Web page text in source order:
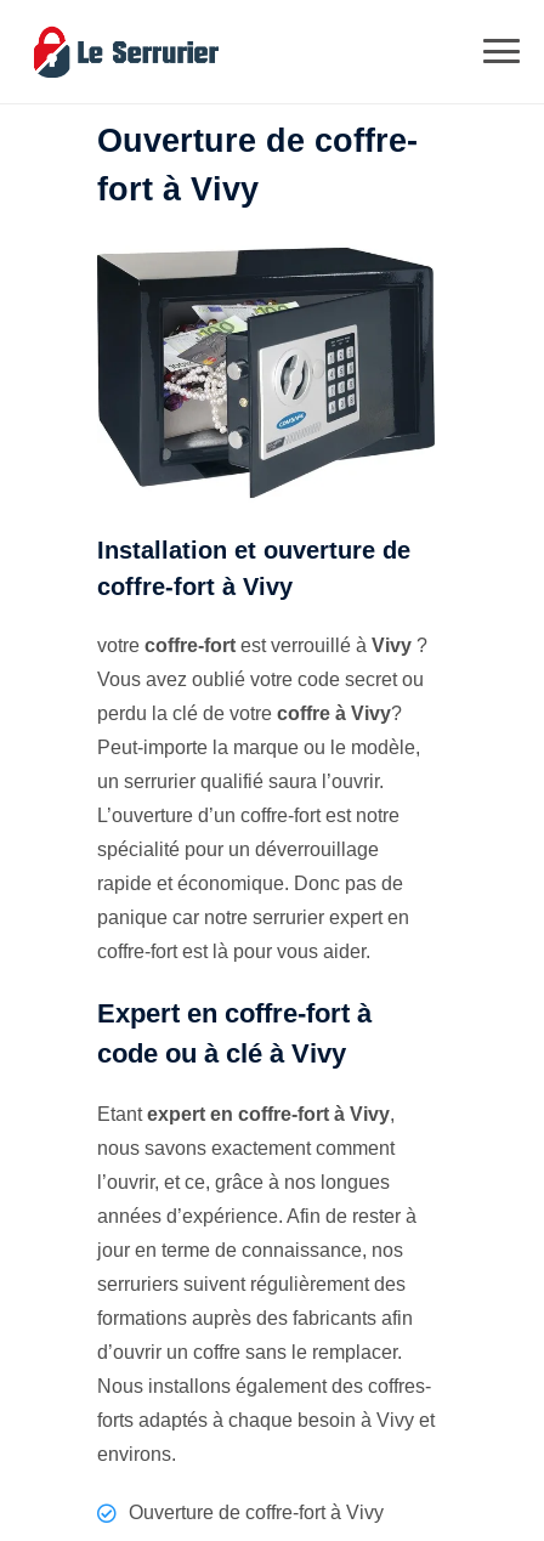
Ouverture de coffre-
fort à Vivy
Installation et ouverture de
coffre-fort à Vivy
votre coffre-fort est verrouillé à Vivy ?
Vous avez oublié votre code secret ou
perdu la clé de votre coffre à Vivy?
Peut-importe la marque ou le modèle,
un serrurier qualifié saura l’ouvrir.
L’ouverture d’un coffre-fort est notre
spécialité pour un déverrouillage
rapide et économique. Donc pas de
panique car notre serrurier expert en
coffre-fort est là pour vous aider.
Expert en coffre-fort à
code ou à clé à Vivy
Etantexpert en coffre-fort à Vivy,
nous savons exactement comment
l’ouvrir, et ce, grâce à nos longues
années d’expérience. Afin de rester à
jour en terme de connaissance, nos
serruriers suivent régulièrement des
formations auprès des fabricants afin
d’ouvrir un coffre sans le remplacer.
Nous installons également des coffres-
forts adaptés à chaque besoin à Vivy et
environs.
Ouverture de coffre-fort à Vivy